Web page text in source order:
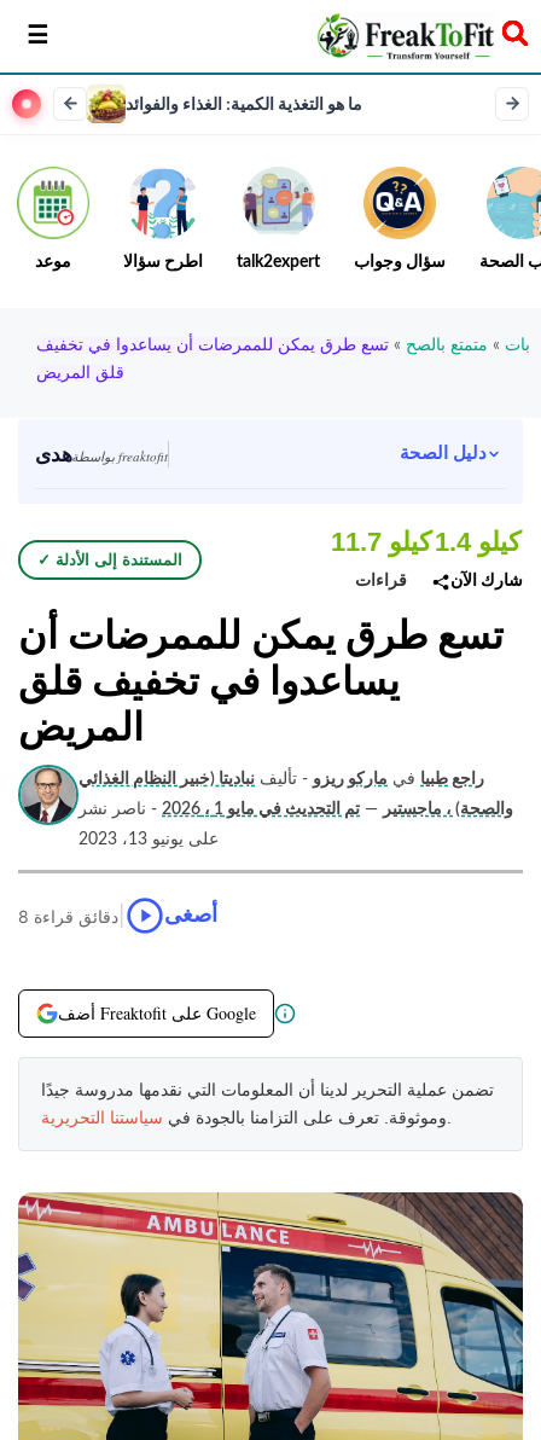
سخر
ما هو التغذية الكمية: الغذاء والفوائد
موعد اطرح سؤالا talk2expert سؤال وجواب الصحة
بات » متمتع بالصح » تسع طرق يمكن للممرضات أن يساعدوا في تخفيف
قلق المريض
هدى بواسطة freaktofit دليل الصحة
✓ المستندة إلى الأدلة
11.7 كيلو
قراءات
1.4 كيلو
شارك الآن
تسع طرق يمكن للممرضات أن
يساعدوا في تخفيف قلق
المريض
راجع طبيا في ماركو ريزو - تأليف نباديتا (خبير النظام الغذائي
والصحة) ، ماجستير — تم التحديث في مايو 1 ، 2026
- ناصر نشر
على يونيو 13، 2023
8 دقائق قراءة أصغى
أضف Freaktofit على Google
تضمن عملية التحرير لدينا أن المعلومات التي نقدمها مدروسة جيدًا
وموثوقة. تعرف على التزامنا بالجودة في سياستنا التحريرية